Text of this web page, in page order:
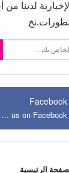
لدينا من
Facebook
Join us on Facebook
الرئيسية